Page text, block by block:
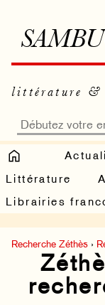
littérature &
Littérature
Librairies
Recherche Zéthès ›